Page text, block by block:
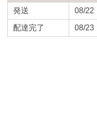
発送 08/22
配達完了 08/23